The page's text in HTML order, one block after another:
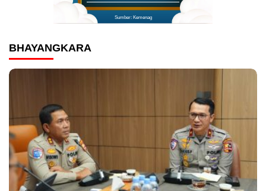
Sumber: Kemenag
BHAYANGKARA